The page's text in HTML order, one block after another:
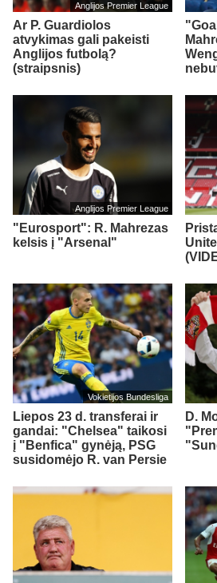
Anglijos Premier League
Ar P. Guardiolos
atvykimas gali pakeisti
Anglijos futbolą?
(straipsnis)
Anglijos Premier League
"Eurosport": R. Mahrezas
kelsis į "Arsenal"
Vokietijos Bundesliga
Liepos 23 d. transferai ir
gandai: "Chelsea" taikosi
į "Benfica" gynėją, PSG
susidomėjo R. van Persie
D.